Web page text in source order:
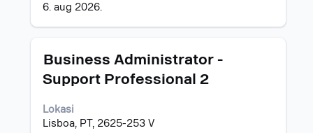
6. aug 2026.
kerja.
Jawatan
Business Administrator -
Support Professional 2
Lokasi
Lisboa, PT, 2625-253 V
Pilih
bar
untuk
melihat